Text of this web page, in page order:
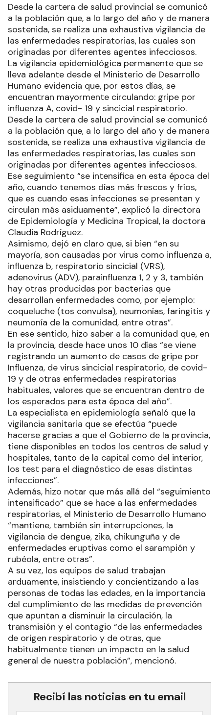
Desde la cartera de salud provincial se comunicó
a la población que, a lo largo del año y de manera
sostenida, se realiza una exhaustiva vigilancia de
las enfermedades respiratorias, las cuales son
originadas por diferentes agentes infecciosos.
La vigilancia epidemiológica permanente que se
lleva adelante desde el Ministerio de Desarrollo
Humano evidencia que, por estos días, se
encuentran mayormente circulando: gripe por
influenza A, covid- 19 y sincicial respiratorio.
Desde la cartera de salud provincial se comunicó
a la población que, a lo largo del año y de manera
sostenida, se realiza una exhaustiva vigilancia de
las enfermedades respiratorias, las cuales son
originadas por diferentes agentes infecciosos.
Ese seguimiento “se intensifica en esta época del
año, cuando tenemos días más frescos y fríos,
que es cuando esas infecciones se presentan y
circulan más asiduamente”, explicó la directora
de Epidemiología y Medicina Tropical, la doctora
Claudia Rodríguez.
Asimismo, dejó en claro que, si bien “en su
mayoría, son causadas por virus como influenza a,
influenza b, respiratorio sincicial (VRS),
adenovirus (ADV), parainfluenza 1, 2 y 3, también
hay otras producidas por bacterias que
desarrollan enfermedades como, por ejemplo:
coqueluche (tos convulsa), neumonías, faringitis y
neumonía de la comunidad, entre otras”.
En ese sentido, hizo saber a la comunidad que, en
la provincia, desde hace unos 10 días “se viene
registrando un aumento de casos de gripe por
Influenza, de virus sincicial respiratorio, de covid-
19 y de otras enfermedades respiratorias
habituales, valores que se encuentran dentro de
los esperados para esta época del año”.
La especialista en epidemiología señaló que la
vigilancia sanitaria que se efectúa “puede
hacerse gracias a que el Gobierno de la provincia,
tiene disponibles en todos los centros de salud y
hospitales, tanto de la capital como del interior,
los test para el diagnóstico de esas distintas
infecciones”.
Además, hizo notar que más allá del “seguimiento
intensificado” que se hace a las enfermedades
respiratorias, el Ministerio de Desarrollo Humano
“mantiene, también sin interrupciones, la
vigilancia de dengue, zika, chikunguña y de
enfermedades eruptivas como el sarampión y
rubéola, entre otras”.
A su vez, los equipos de salud trabajan
arduamente, insistiendo y concientizando a las
personas de todas las edades, en la importancia
del cumplimiento de las medidas de prevención
que apuntan a disminuir la circulación, la
transmisión y el contagio “de las enfermedades
de origen respiratorio y de otras, que
habitualmente tienen un impacto en la salud
general de nuestra población”, mencionó.
Recibí las noticias en tu email